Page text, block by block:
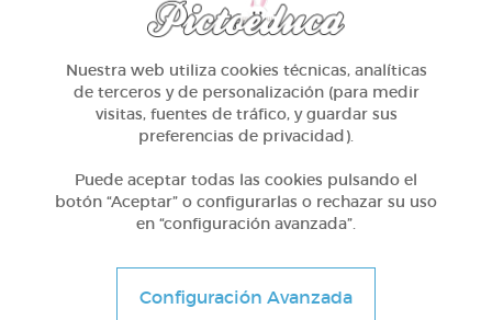
2º Primaria (7-8 años)
Aprendiendo matematicas
Nuestra web utiliza cookies técnicas, analíticas
de terceros y de personalización (para medir
visitas, fuentes de tráfico, y guardar sus
preferencias de privacidad).
Puede aceptar todas las cookies pulsando el
botón “Aceptar” o configurarlas o rechazar su uso
en “configuración avanzada”.
Configuración Avanzada